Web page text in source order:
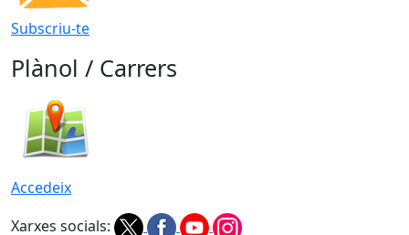
Subscriu-te
Plànol / Carrers
Accedeix
Xarxes socials: